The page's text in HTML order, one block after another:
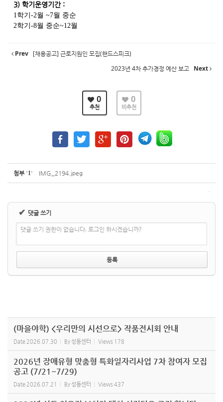
3) 학기운영기간 :
1학기 -2월 ~7월 중순
2학기 -8월 중순~12월
Prev [채용공고] 근로지원인 모집(핸드스피크)
2023년 4차 추가경정 예산 보고 Next
0
추천
0
비추천
첨부 '1' IMG_2194.jpeg
✔ 댓글 쓰기
댓글 쓰기 권한이 없습니다. 로그인 하시겠습니까?
(마을야학) <우리만의 시선으로> 작품전시회 안내
Date 2026.07.30 By성동센터 Views 178
2026년 장애유형 맞춤형 특화일자리사업 7차 참여자 모집
공고 (7/21~7/29)
Date 2026.07.21 By성동센터 Views 437